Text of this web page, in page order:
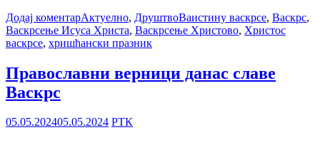
Додај коментарАктуелно, ДруштвоВаистину васкрсе, Васкрс,
Васкрсење Исуса Христа, Васкрсење Христово, Христос
васкрсе, хришћански празник
Православни верници данас славе
Васкрс
05.05.202405.05.2024 РТК